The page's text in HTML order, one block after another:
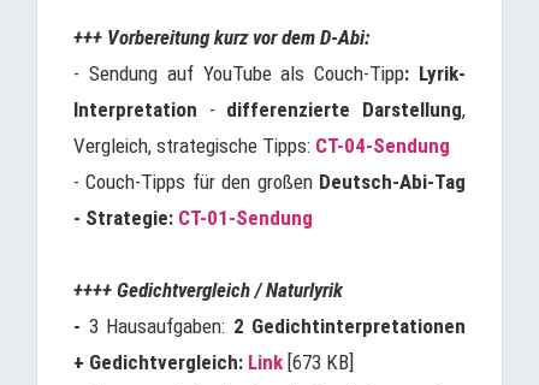
+++ Vorbereitung kurz vor dem D-Abi:
- Sendung auf YouTube als Couch-Tipp: Lyrik-
Interpretation - differenzierte Darstellung,
Vergleich, strategische Tipps: CT-04-Sendung
- Couch-Tipps für den großen Deutsch-Abi-Tag
- Strategie: CT-01-Sendung
++++ Gedichtvergleich / Naturlyrik
- 3 Hausaufgaben: 2 Gedichtinterpretationen
+ Gedichtvergleich: Link [673 KB]